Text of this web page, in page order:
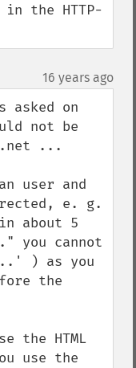
the HTTP-
16 years ago
asked on
not be
...
user and
e. g.
about 5
you cannot
) as you
the
the HTML
use the